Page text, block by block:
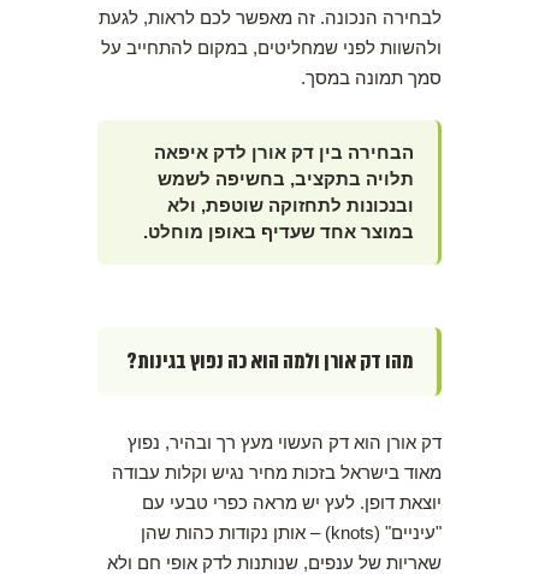
לבחירה הנכונה. זה מאפשר לכם לראות, לגעת
ולהשוות לפני שמחליטים, במקום להתחייב על
סמך תמונה במסך.
הבחירה בין דק אורן לדק איפאה
תלויה בתקציב, בחשיפה לשמש
ובנכונות לתחזוקה שוטפת, ולא
במוצר אחד שעדיף באופן מוחלט.
מהו דק אורן ולמה הוא כה נפוץ בגינות?
דק אורן הוא דק העשוי מעץ רך ובהיר, נפוץ
מאוד בישראל בזכות מחיר נגיש וקלות עבודה
יוצאת דופן. לעץ יש מראה כפרי טבעי עם
"עיניים" (knots) – אותן נקודות כהות שהן
שאריות של ענפים, שנותנות לדק אופי חם ולא